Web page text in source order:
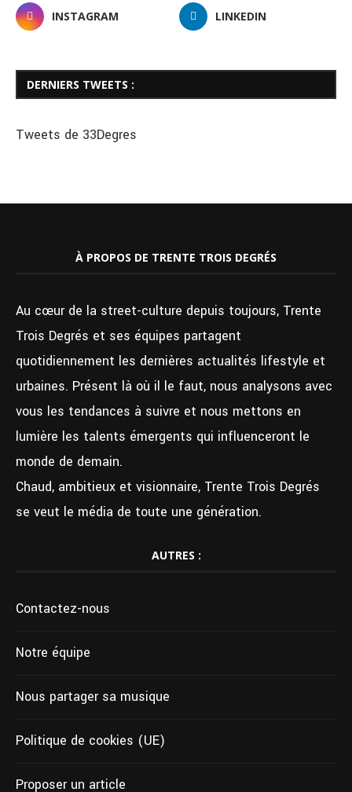
INSTAGRAM LINKEDIN
DERNIERS TWEETS :
Tweets de 33Degres
À PROPOS DE TRENTE TROIS DEGRÉS
Au cœur de la street-culture depuis toujours, Trente
Trois Degrés et ses équipes partagent
quotidiennement les dernières actualités lifestyle et
urbaines. Présent là où il le faut, nous analysons avec
vous les tendances à suivre et nous mettons en
lumière les talents émergents qui influenceront le
monde de demain.
Chaud, ambitieux et visionnaire, Trente Trois Degrés
se veut le média de toute une génération.
AUTRES :
Contactez-nous
Notre équipe
Nous partager sa musique
Politique de cookies (UE)
Proposer un article